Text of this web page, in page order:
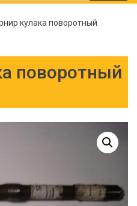
кулака поворотный
поворотный